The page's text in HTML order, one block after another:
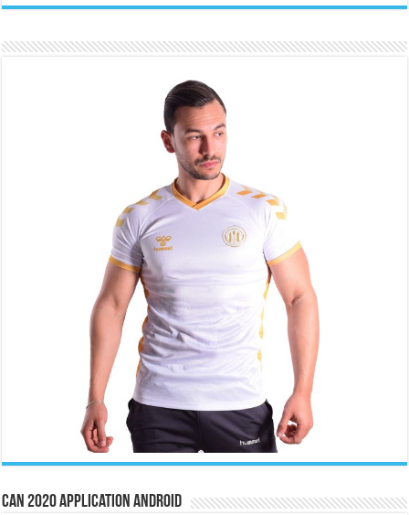
CAN 2020 Application Android